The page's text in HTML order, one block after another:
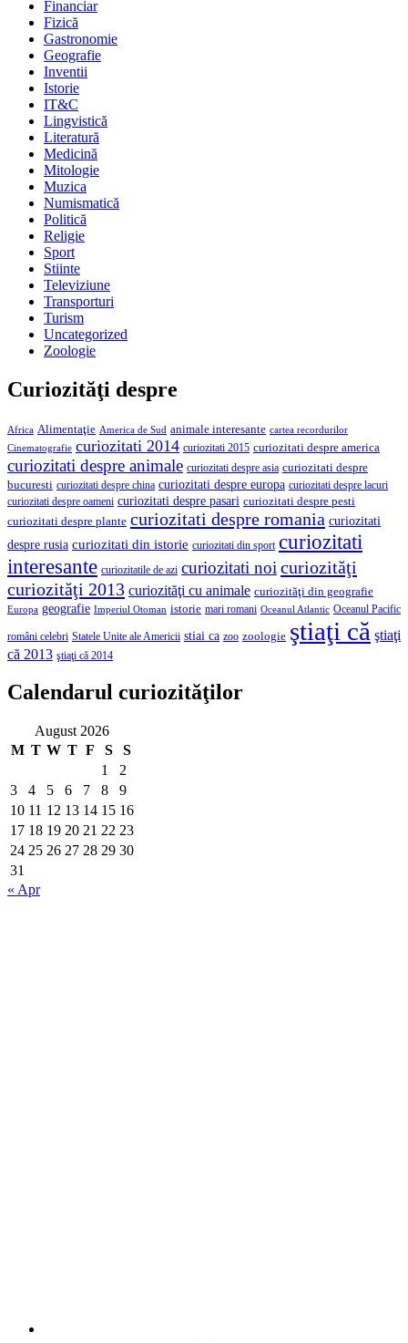
Financiar
Fizică
Gastronomie
Geografie
Inventii
Istorie
IT&C
Lingvistică
Literatură
Medicină
Mitologie
Muzica
Numismatică
Politică
Religie
Sport
Stiinte
Televiziune
Transporturi
Turism
Uncategorized
Zoologie
Curiozităţi despre
Africa Alimentaţie America de Sud animale interesante cartea recordurilor
Cinematografie curiozitati 2014 curiozitati 2015 curiozitati despre america
curiozitati despre animale curiozitati despre asia curiozitati despre
bucuresti curiozitati despre china curiozitati despre europa curiozitati despre lacuri
curiozitati despre oameni curiozitati despre pasari curiozitati despre pesti
curiozitati despre plante curiozitati despre romania curiozitati
despre rusia curiozitati din istorie curiozitati din sport curiozitati
interesante curiozitatile de azi curiozitati noi curiozităţi
curiozităţi 2013 curiozităţi cu animale curiozităţi din geografie
Europa geografie Imperiul Otoman istorie mari romani Oceanul Atlantic Oceanul Pacific
români celebri Statele Unite ale Americii stiai ca zoo zoologie ştiaţi că ştiaţi
că 2013 ştiaţi că 2014
Calendarul curiozităţilor
August 2026
M T W T F S
S
1
2
3
4 5 6 7 8
9
10 11 12 13 14 15 16
17 18 19 20 21 22 23
24 25 26 27 28 29 30
31
« Apr